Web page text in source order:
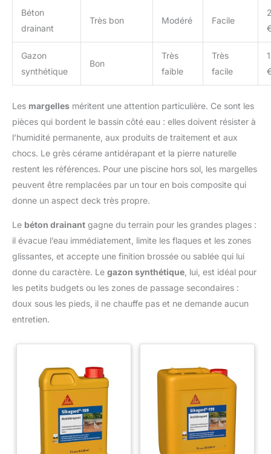
Béton
drainant
Très bon Modéré Facile
Gazon
synthétique
Bon
Très
faible
Très
facile
Les margelles méritent une attention particulière. Ce sont les
pièces qui bordent le bassin côté eau : elles doivent résister à
l’humidité permanente, aux produits de traitement et aux
chocs. Le grès cérame antidérapant et la pierre naturelle
restent les références. Pour une piscine hors sol, les margelles
peuvent être remplacées par un tour en bois composite qui
donne un aspect deck très propre.
Le béton drainant gagne du terrain pour les grandes plages :
il évacue l’eau immédiatement, limite les flaques et les zones
glissantes, et accepte une finition brossée ou sablée qui lui
donne du caractère. Le gazon synthétique , lui, est idéal pour
les petits budgets ou les zones de passage secondaires :
doux sous les pieds, il ne chauffe pas et ne demande aucun
entretien.